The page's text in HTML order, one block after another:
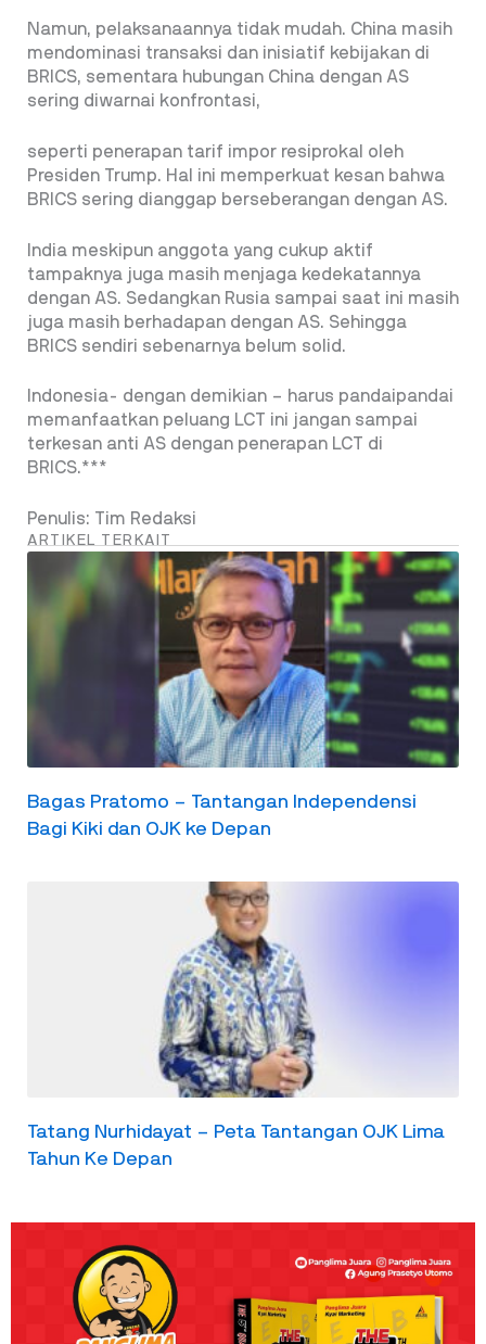
Namun, pelaksanaannya tidak mudah. China masih
mendominasi transaksi dan inisiatif kebijakan di
BRICS, sementara hubungan China dengan AS
sering diwarnai konfrontasi,
seperti penerapan tarif impor resiprokal oleh
Presiden Trump. Hal ini memperkuat kesan bahwa
BRICS sering dianggap berseberangan dengan AS.
India meskipun anggota yang cukup aktif
tampaknya juga masih menjaga kedekatannya
dengan AS. Sedangkan Rusia sampai saat ini masih
juga masih berhadapan dengan AS. Sehingga
BRICS sendiri sebenarnya belum solid.
Indonesia- dengan demikian – harus pandaipandai
memanfaatkan peluang LCT ini jangan sampai
terkesan anti AS dengan penerapan LCT di
BRICS.***
Penulis: Tim Redaksi
ARTIKEL TERKAIT
Bagas Pratomo – Tantangan Independensi
Bagi Kiki dan OJK ke Depan
Tatang Nurhidayat – Peta Tantangan OJK Lima
Tahun Ke Depan